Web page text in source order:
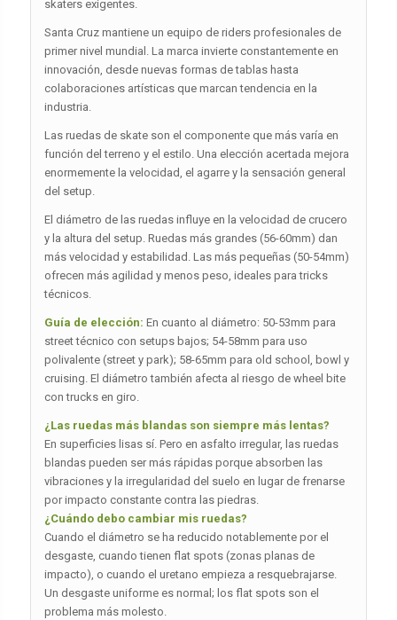
skaters exigentes.
Santa Cruz mantiene un equipo de riders profesionales de
primer nivel mundial. La marca invierte constantemente en
innovación, desde nuevas formas de tablas hasta
colaboraciones artísticas que marcan tendencia en la
industria.
Las ruedas de skate son el componente que más varía en
función del terreno y el estilo. Una elección acertada mejora
enormemente la velocidad, el agarre y la sensación general
del setup.
El diámetro de las ruedas influye en la velocidad de crucero
y la altura del setup. Ruedas más grandes (56-60mm) dan
más velocidad y estabilidad. Las más pequeñas (50-54mm)
ofrecen más agilidad y menos peso, ideales para tricks
técnicos.
Guía de elección: En cuanto al diámetro: 50-53mm para
street técnico con setups bajos; 54-58mm para uso
polivalente (street y park); 58-65mm para old school, bowl y
cruising. El diámetro también afecta al riesgo de wheel bite
con trucks en giro.
¿Las ruedas más blandas son siempre más lentas?
En superficies lisas sí. Pero en asfalto irregular, las ruedas
blandas pueden ser más rápidas porque absorben las
vibraciones y la irregularidad del suelo en lugar de frenarse
por impacto constante contra las piedras.
¿Cuándo debo cambiar mis ruedas?
Cuando el diámetro se ha reducido notablemente por el
desgaste, cuando tienen flat spots (zonas planas de
impacto), o cuando el uretano empieza a resquebrajarse.
Un desgaste uniforme es normal; los flat spots son el
problema más molesto.